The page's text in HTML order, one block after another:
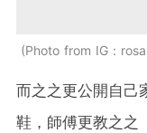
Photo from IG：
而之之更公開自己
鞋，師傅更教之之